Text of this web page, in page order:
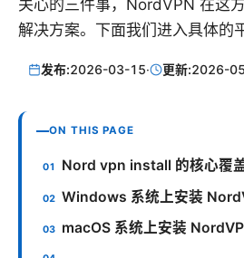
关心的三件事，NordVPN 在这
解决方案。下面我们进入具体的
发布:2026-03-15· 更新:2026-
ON THIS PAGE
Nord vpn install 的核心覆
Windows 系统上安装
macOS 系统上安装